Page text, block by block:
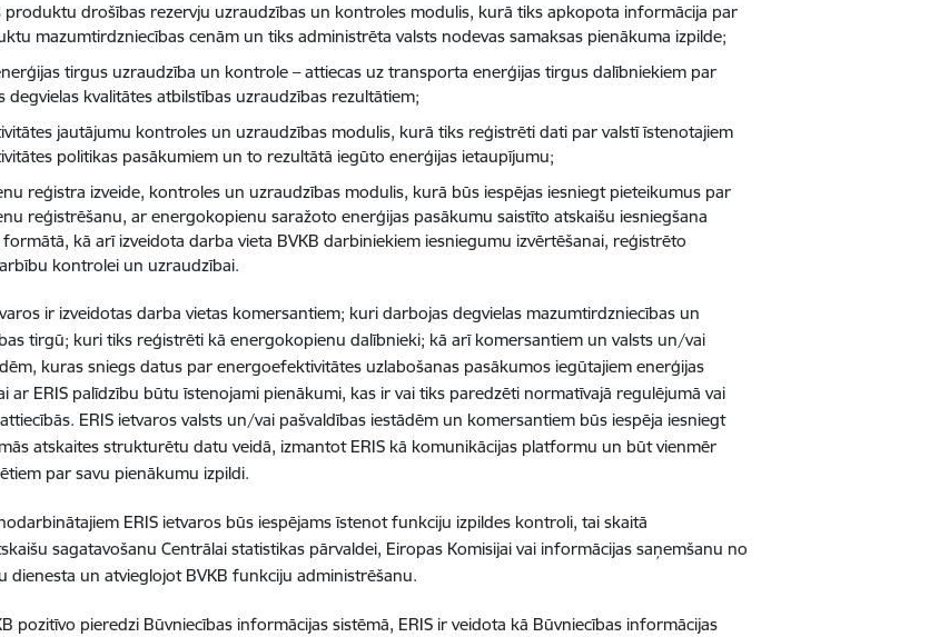
produktu drošības rezervju uzraudzības un kontroles modulis, kurā tiks apkopota informācija par
mazumtirdzniecības cenām un tiks administrēta valsts nodevas samaksas pienākuma izpilde;
tirgus uzraudzība un kontrole – attiecas uz transporta enerģijas tirgus dalībniekiem par
degvielas kvalitātes atbilstības uzraudzības rezultātiem;
jautājumu kontroles un uzraudzības modulis, kurā tiks reģistrēti dati par valstī īstenotajiem
politikas pasākumiem un to rezultātā iegūto enerģijas ietaupījumu;
reģistra izveide, kontroles un uzraudzības modulis, kurā būs iespējas iesniegt pieteikumus par
reģistrēšanu, ar energokopienu saražoto enerģijas pasākumu saistīto atskaišu iesniegšana
kā arī izveidota darba vieta BVKB darbiniekiem iesniegumu izvērtēšanai, reģistrēto
kontrolei un uzraudzībai.
ir izveidotas darba vietas komersantiem; kuri darbojas degvielas mazumtirdzniecības un
tirgū; kuri tiks reģistrēti kā energokopienu dalībnieki; kā arī komersantiem un valsts un/vai
kuras sniegs datus par energoefektivitātes uzlabošanas pasākumos iegūtajiem enerģijas
ar ERIS palīdzību būtu īstenojami pienākumi, kas ir vai tiks paredzēti normatīvajā regulējumā vai
ERIS ietvaros valsts un/vai pašvaldības iestādēm un komersantiem būs iespēja iesniegt
atskaites strukturētu datu veidā, izmantot ERIS kā komunikācijas platformu un būt vienmēr
par savu pienākumu izpildi.
ERIS ietvaros būs iespējams īstenot funkciju izpildes kontroli, tai skaitā
sagatavošanu Centrālai statistikas pārvaldei, Eiropas Komisijai vai informācijas saņemšanu no
dienesta un atvieglojot BVKB funkciju administrēšanu.
pozitīvo pieredzi Būvniecības informācijas sistēmā, ERIS ir veidota kā Būvniecības informācijas